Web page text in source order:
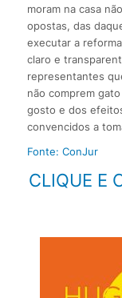
moram na casa
opostas, das
executar a
claro e
representantes
não comprem
gosto e dos
convencidos a
Fonte: ConJur
CLIQUE E